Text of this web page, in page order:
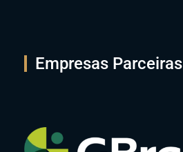
Empresas Parceiras